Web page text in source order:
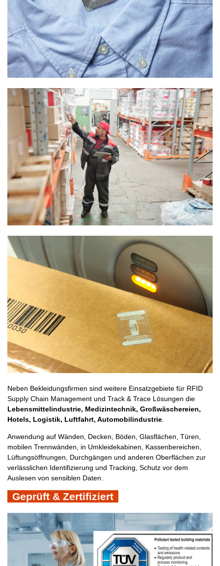
Neben Bekleidungsfirmen sind weitere Einsatzgebiete für RFID
Supply Chain Management und Track & Trace Lösungen die
Lebensmittelindustrie, Medizintechnik, Großwäschereien,
Hotels, Logistik, Luftfahrt, Automobilindustrie
Anwendung auf Wänden, Decken, Böden, Glasflächen, Türen,
mobilen Trennwänden, in Umkleidekabinen, Kassenbereichen,
Lüftungsöffnungen, Durchgängen und anderen Oberflächen zur
verlässlichen Identifizierung und Tracking, Schutz vor dem
Auslesen von sensiblen Daten.
Geprüft & Zertifiziert